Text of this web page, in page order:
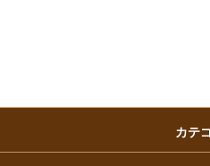
カテ
福